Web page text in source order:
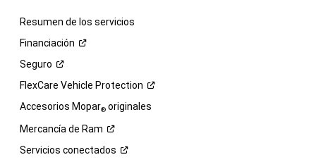
Resumen de los servicios
Financiación
Seguro
FlexCare Vehicle Protection
Accesorios Mopar®originales
Mercancía de Ram
Servicios conectados